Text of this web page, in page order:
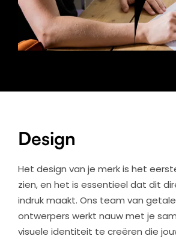
Design
Het design van je merk is het
zien, en het is essentieel dat dit
indruk maakt. Ons team van
ontwerpers werkt nauw met je
visuele identiteit te creëren die